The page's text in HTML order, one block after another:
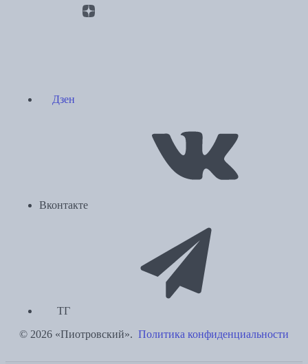
Дзен
Вконтакте
ТГ
© 2026 «Пиотровский». Политика конфиденциальности